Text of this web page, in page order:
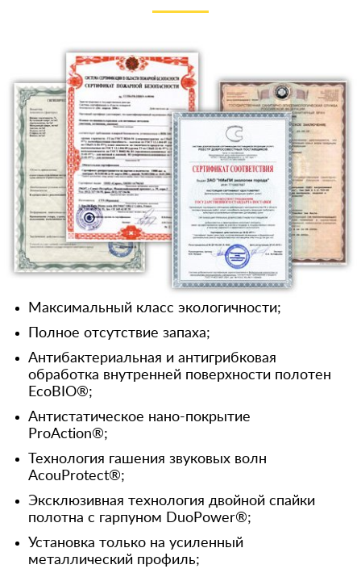
Максимальный класс экологичности;
Полное отсутствие запаха;
Антибактериальная и антигрибковая
обработка внутренней поверхности полотен
EcoBIO®;
Антистатическое нано-покрытие
ProAction®;
Технология гашения звуковых волн
AcouProtect®;
Эксклюзивная технология двойной спайки
полотна с гарпуном DuoPower®;
Установка только на усиленный
металлический профиль;